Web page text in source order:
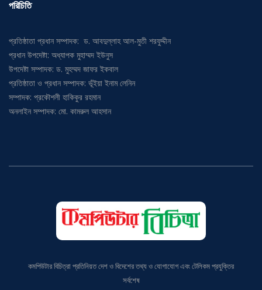
পরিচিতি
প্রতিষ্ঠাতা প্রধান সম্পাদক: ড. আবদুল্লাহ আল-মুতী শরফুদ্দীন
প্রধান উপদেষ্টা: অধ্যাপক মুহাম্মদ ইউনুস
উপদেষ্টা সম্পাদক: ড. মুহম্মদ জাফর ইকবাল
প্রতিষ্ঠাতা ও প্রধান সম্পাদক: ভূঁইয়া ইনাম লেনিন
সম্পাদক: প্রকৌশলী হাকিকুর রহমান
অনলাইন সম্পাদক: মো. কামরুল আহসান
কমপিউটার বিচিত্রা প্রতিনিয়ত দেশ ও বিদেশের তথ্য ও যোগাযোগ এবং টেলিকম প্রযুক্তির
সর্বশেষ